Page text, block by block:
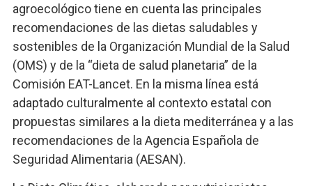
agroecológico tiene en cuenta las principales
recomendaciones de las dietas saludables y
sostenibles de la Organización Mundial de la Salud
(OMS) y de la “dieta de salud planetaria” de la
Comisión EAT-Lancet. En la misma línea está
adaptado culturalmente al contexto estatal con
propuestas similares a la dieta mediterránea y a las
recomendaciones de la Agencia Española de
Seguridad Alimentaria (AESAN).